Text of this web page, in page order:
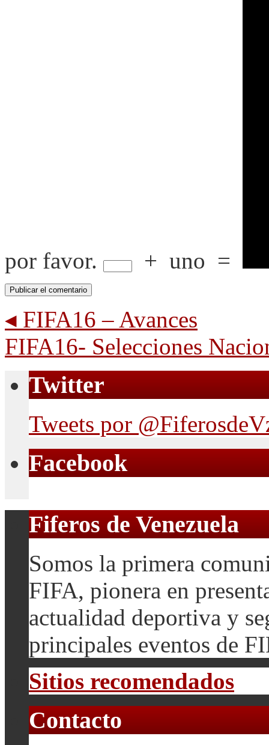
por favor. + uno =
◂ FIFA16 – Avances
FIFA16- Selecciones
Twitter
Tweets por
Facebook
Fiferos de Venezuela
Somos la primera
FIFA, pionera en
actualidad deportiva y
principales eventos de
Sitios recomendados
Contacto